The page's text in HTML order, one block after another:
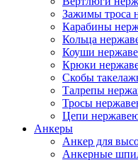
Зажимы троса
Карабины
Кольца
Коуши
Крюки
Скобы
Талрепы
Тросы
Цепи
Анкеры
Анкер для
Анкерные